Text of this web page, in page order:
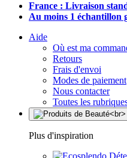
France : Livraison
Au moins 1 échantillon
Aide
Où est ma
Retours
Frais d'envoi
Modes de paiement
Nous contacter
Toutes les
Plus d'inspiration